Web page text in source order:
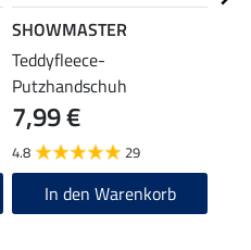
SHOWMASTER
Teddyfleece-
Putzhandschuh
7,99 €
4.8 29
In den Warenkorb